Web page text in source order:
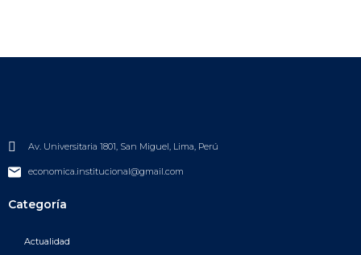
Av. Universitaria 1801, San Miguel, Lima, Perú
economica.institucional@gmail.com
Categoría
Actualidad